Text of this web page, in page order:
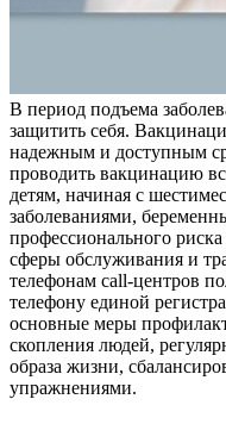
В период подъема
защитить себя.
надежным и доступным
проводить вакцинацию
детям, начиная с
заболеваниями,
профессионального
сферы обслуживания и
телефонам call-центров
телефону единой
основные меры
скопления людей,
образа жизни,
упражнениями.